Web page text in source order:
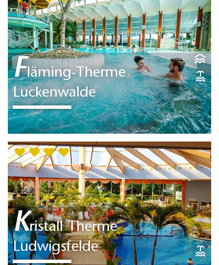
ein einzigartiger Ort der Erholung:
…
gerade geöffnet
10:00 - 21:00 Uhr
Fläming-Therme
Luckenwalde
Herzlich willkommen im Bade-,
Sport- und Saunaparadies für die
ganze Familie! Ob sportlich
ambitionierter Schwimmer,
freizeitorientierte…
gerade geöffnet
10:00 - 22:00 Uhr
Kristall Therme
Ludwigsfelde